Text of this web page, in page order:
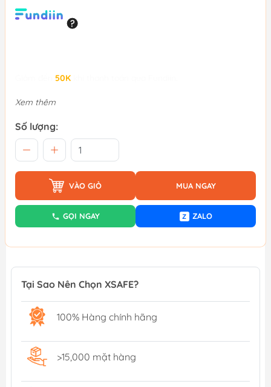
50K
Xem thêm
Số lượng:
VÀO GIỎ MUA NGAY
GỌI NGAY Z ZALO
Tại Sao Nên Chọn XSAFE?
100% Hàng chính hãng
>15,000 mặt hàng